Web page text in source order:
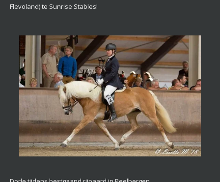
Flevoland) te Sunrise Stables!